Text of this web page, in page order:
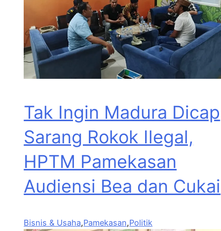
Tak Ingin Madura Dicap
Sarang Rokok Ilegal,
HPTM Pamekasan
Audiensi Bea dan Cukai
Bisnis & Usaha,Pamekasan,Politik